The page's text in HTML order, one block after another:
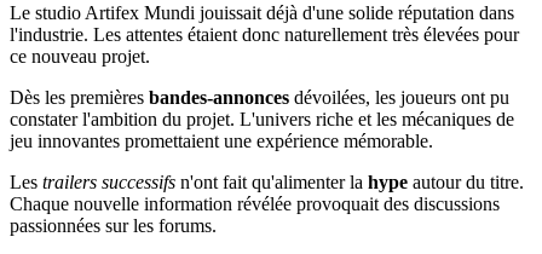
Le studio Artifex Mundi jouissait déjà d'une solide réputation dans
l'industrie. Les attentes étaient donc naturellement très élevées pour
ce nouveau projet.
Dès les premières bandes-annonces dévoilées, les joueurs ont pu
constater l'ambition du projet. L'univers riche et les mécaniques de
jeu innovantes promettaient une expérience mémorable.
Les trailers successifs n'ont fait qu'alimenter la hype autour du titre.
Chaque nouvelle information révélée provoquait des discussions
passionnées sur les forums.